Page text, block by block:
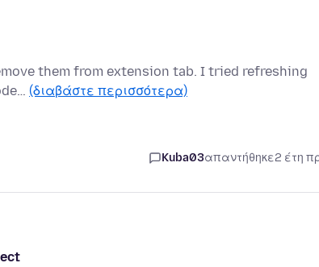
them from extension tab. I tried refreshing
(διαβάστε περισσότερα)
Kuba03απαντήθηκε2 έτη